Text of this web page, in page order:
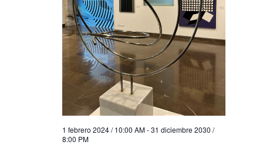
1 febrero 2024 / 10:00 AM-31 diciembre 2030 /
8:00 PM